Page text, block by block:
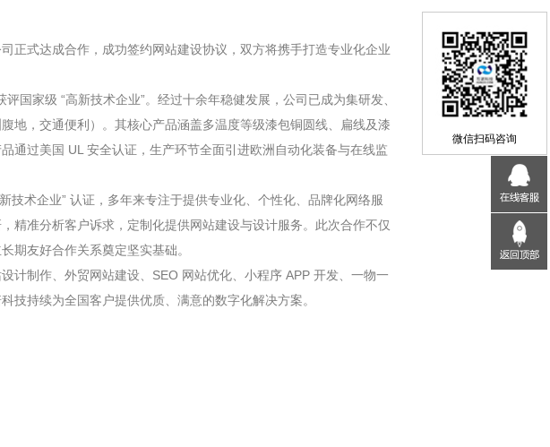
正式达成合作，成功签约网站建设协议，双方将携手打造专业化企业
家级 “高新技术企业”。经过十余年稳健发展，公司已成为集研发、
地，交通便利）。其核心产品涵盖多温度等级漆包铜圆线、扁线及漆
通过美国 UL 安全认证，生产环节全面引进欧洲自动化装备与在线监
技术企业” 认证，多年来专注于提供专业化、个性化、品牌化网络服
精准分析客户诉求，定制化提供网站建设与设计服务。此次合作不仅
期友好合作关系奠定坚实基础。
制作、外贸网站建设、SEO 网站优化、小程序 APP 开发、一物一
技持续为全国客户提供优质、满意的数字化解决方案。
微信扫码咨询